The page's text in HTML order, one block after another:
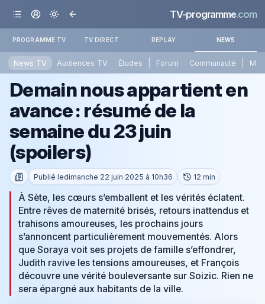
TV-programme.com
PROGRAMME TV TV DIRECT REPLAY NEWS
News TV Audiences TV Études Forum Communauté
Demain nous appartient en
avance : résumé de la
semaine du 23 juin
(spoilers)
Publié ledimanche 22 juin 2025 à 10h36 12 min
À Sète, les cœurs s’emballent et les vérités éclatent.
Entre rêves de maternité brisés, retours inattendus et
trahisons amoureuses, les prochains jours
s’annoncent particulièrement mouvementés. Alors
que Soraya voit ses projets de famille s’effondrer,
Judith ravive les tensions amoureuses, et François
découvre une vérité bouleversante sur Soizic. Rien ne
sera épargné aux habitants de la ville.